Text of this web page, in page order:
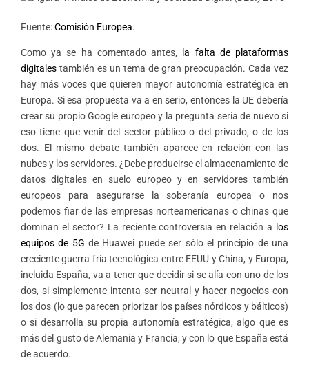
Fuente:Comisión Europea.
Como ya se ha comentado antes,
la falta de plataformas
digitales también es un tema de gran preocupación. Cada vez
hay más voces que quieren mayor autonomía estratégica en
Europa. Si esa propuesta va a en serio, entonces la UE debería
crear su propio Google europeo y la pregunta sería de nuevo si
eso tiene que venir del sector público o del privado, o de los
dos. El mismo debate también aparece en relación con las
nubes y los servidores. ¿Debe producirse el almacenamiento de
datos digitales en suelo europeo y en servidores también
europeos para asegurarse la soberanía europea o nos
podemos fiar de las empresas norteamericanas o chinas que
dominan el sector? La reciente controversia en relación a los
equipos de 5G de Huawei puede ser sólo el principio de una
creciente guerra fría tecnológica entre EEUU y China, y Europa,
incluida España, va a tener que decidir si se alía con uno de los
dos, si simplemente intenta ser neutral y hacer negocios con
los dos (lo que parecen priorizar los países nórdicos y bálticos)
o si desarrolla su propia autonomía estratégica, algo que es
más del gusto de Alemania y Francia, y con lo que España está
de acuerdo.